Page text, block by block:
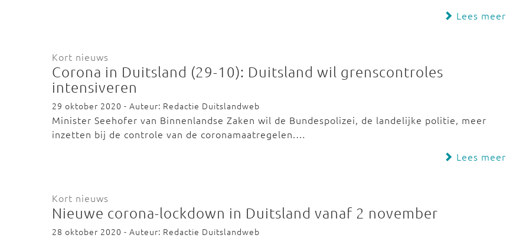
Lees meer
Kort nieuws
Corona in Duitsland (29-10): Duitsland wil grenscontroles
intensiveren
29 oktober 2020 - Auteur: Redactie Duitslandweb
Minister Seehofer van Binnenlandse Zaken wil de Bundespolizei, de landelijke politie, meer
inzetten bij de controle van de coronamaatregelen.…
Lees meer
Kort nieuws
Nieuwe corona-lockdown in Duitsland vanaf 2 november
28 oktober 2020 - Auteur: Redactie Duitslandweb